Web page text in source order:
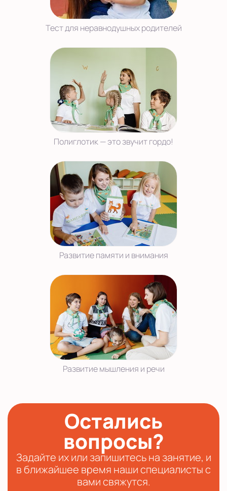
Тест для неравнодушных родителей
Полиглотик — это звучит гордо!
Развитие памяти и внимания
Развитие мышления и речи
Остались
вопросы?
Задайте их или запишитесь на занятие, и
в ближайшее время наши специалисты с
вами свяжутся.